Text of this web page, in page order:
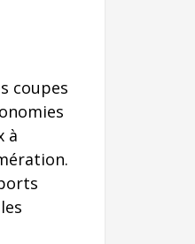
coupes
à